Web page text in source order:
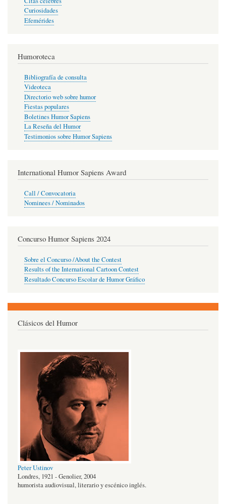
Curiosidades
Efemérides
Humoroteca
Bibliografía de consulta
Videoteca
Directorio web sobre humor
Fiestas populares
Boletines Humor Sapiens
La Reseña del Humor
Testimonios sobre Humor Sapiens
International Humor Sapiens Award
Call / Convocatoria
Nominees / Nominados
Concurso Humor Sapiens 2024
Sobre el Concurso /About the Contest
Results of the International Cartoon Contest
Resultado Concurso Escolar de Humor Gráfico
Clásicos del Humor
Peter Ustinov
Londres, 1921 - Genolier, 2004
humorista audiovisual, literario y escénico inglés.